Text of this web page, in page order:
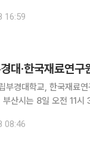
장금상선 회장을 만났
16:59
대·한국재료연
부경대학교, 한국재료
업에 AI 기술을 접목해
08:46